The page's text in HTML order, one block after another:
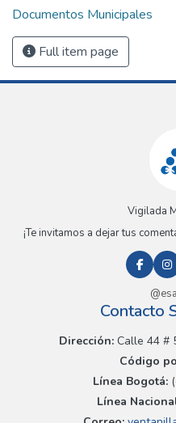
Documentos Municipales
Full item page
Vigilada
¡Te invitamos a dejar tus
Contacto
Dirección:Calle 44 #
Código
Línea Bogotá:
Línea